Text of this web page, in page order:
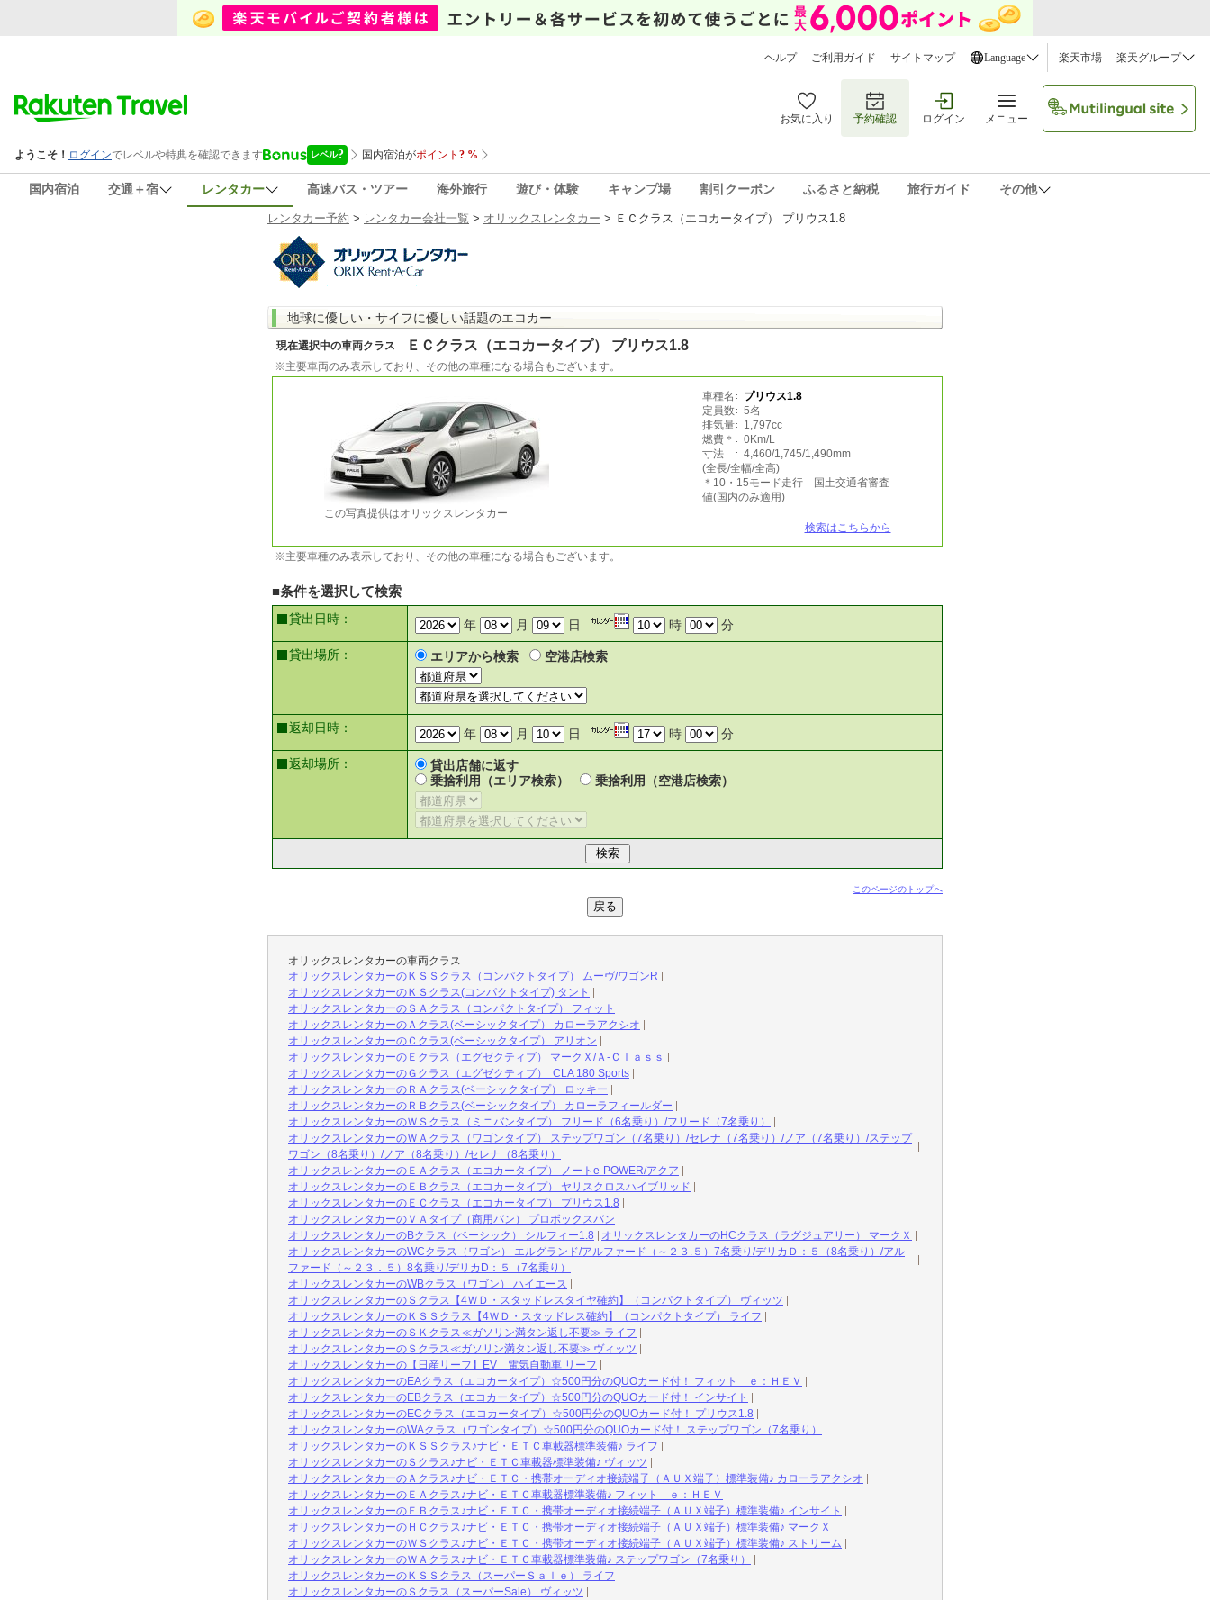
ヘルプ ご利用ガイド サイトマップ Language 楽天市場 楽天グループ
お気に入り 予約確認 ログイン メニュー
国内宿泊 交通＋宿 レンタカー 高速バス・ツアー 海外旅行 遊び・体験 キャンプ場 割引クーポン ふるさと納税 旅行ガイド その他
レンタカー予約 > レンタカー会社一覧 > オリックスレンタカー > ＥＣクラス（エコカータイプ） プリウス1.8
地球に優しい・サイフに優しい話題のエコカー
現在選択中の車両クラス ＥＣクラス（エコカータイプ） プリウス1.8
※主要車両のみ表示しており、その他の車種になる場合もございます。
車種名
プリウス1.8
定員数
5名
排気量
1,797cc
燃費＊
0Km/L
寸法
4,460/1,745/1,490mm
(全長/全幅/全高)
＊10・15モード走行 国土交通省審査
値(国内のみ適用)
この写真提供はオリックスレンタカー
検索はこちらから
※主要車種のみ表示しており、その他の車種になる場合もございます。
■条件を選択して検索
貸出日時： 年 月 日 時 分
貸出場所： エリアから検索 空港店検索
返却日時： 年 月 日 時 分
返却場所：
貸出店舗に返す
乗捨利用（エリア検索）
乗捨利用（空港店検索）
このページのトップへ
オリックスレンタカーの車両クラス
オリックスレンタカーのＫＳＳクラス（コンパクトタイプ） ムーヴ/ワゴンR
オリックスレンタカーのＫＳクラス(コンパクトタイプ) タント
オリックスレンタカーのＳＡクラス（コンパクトタイプ） フィット
オリックスレンタカーのＡクラス(ベーシックタイプ） カローラアクシオ
オリックスレンタカーのＣクラス(ベーシックタイプ） アリオン
オリックスレンタカーのＥクラス（エグゼクティブ） マークＸ/Ａ-Ｃｌａｓｓ
オリックスレンタカーのＧクラス（エグゼクティブ） CLA 180 Sports
オリックスレンタカーのＲＡクラス(ベーシックタイプ） ロッキー
オリックスレンタカーのＲＢクラス(ベーシックタイプ） カローラフィールダー
オリックスレンタカーのＷＳクラス（ミニバンタイプ） フリード（6名乗り）/フリード（7名乗り）
オリックスレンタカーのＷＡクラス（ワゴンタイプ） ステップワゴン（7名乗り）/セレナ（7名乗り）/ノア（7名乗り）/ステップ
ワゴン（8名乗り）/ノア（8名乗り）/セレナ（8名乗り）
オリックスレンタカーのＥＡクラス（エコカータイプ） ノートe-POWER/アクア
オリックスレンタカーのＥＢクラス（エコカータイプ） ヤリスクロスハイブリッド
オリックスレンタカーのＥＣクラス（エコカータイプ） プリウス1.8
オリックスレンタカーのＶＡタイプ（商用バン） プロボックスバン
オリックスレンタカーのBクラス（ベーシック） シルフィー1.8
オリックスレンタカーのHCクラス（ラグジュアリー） マークＸ
オリックスレンタカーのWCクラス（ワゴン） エルグランド/アルファード（～２３.５）7名乗り/デリカＤ：５（8名乗り）/アル
ファード（～２３．５）8名乗り/デリカD：５（7名乗り）
オリックスレンタカーのWBクラス（ワゴン） ハイエース
オリックスレンタカーのＳクラス【4ＷＤ・スタッドレスタイヤ確約】（コンパクトタイプ） ヴィッツ
オリックスレンタカーのＫＳＳクラス【4ＷＤ・スタッドレス確約】（コンパクトタイプ） ライフ
オリックスレンタカーのＳＫクラス≪ガソリン満タン返し不要≫ ライフ
オリックスレンタカーのＳクラス≪ガソリン満タン返し不要≫ ヴィッツ
オリックスレンタカーの【日産リーフ】EV 電気自動車 リーフ
オリックスレンタカーのEAクラス（エコカータイプ）☆500円分のQUOカード付！ フィット ｅ：ＨＥＶ
オリックスレンタカーのEBクラス（エコカータイプ）☆500円分のQUOカード付！ インサイト
オリックスレンタカーのECクラス（エコカータイプ）☆500円分のQUOカード付！ プリウス1.8
オリックスレンタカーのWAクラス（ワゴンタイプ）☆500円分のQUOカード付！ ステップワゴン（7名乗り）
オリックスレンタカーのＫＳＳクラス♪ナビ・ＥＴＣ車載器標準装備♪ ライフ
オリックスレンタカーのＳクラス♪ナビ・ＥＴＣ車載器標準装備♪ ヴィッツ
オリックスレンタカーのＡクラス♪ナビ・ＥＴＣ・携帯オーディオ接続端子（ＡＵＸ端子）標準装備♪ カローラアクシオ
オリックスレンタカーのＥＡクラス♪ナビ・ＥＴＣ車載器標準装備♪ フィット ｅ：ＨＥＶ
オリックスレンタカーのＥＢクラス♪ナビ・ＥＴＣ・携帯オーディオ接続端子（ＡＵＸ端子）標準装備♪ インサイト
オリックスレンタカーのＨＣクラス♪ナビ・ＥＴＣ・携帯オーディオ接続端子（ＡＵＸ端子）標準装備♪ マークＸ
オリックスレンタカーのＷＳクラス♪ナビ・ＥＴＣ・携帯オーディオ接続端子（ＡＵＸ端子）標準装備♪ ストリーム
オリックスレンタカーのＷＡクラス♪ナビ・ＥＴＣ車載器標準装備♪ ステップワゴン（7名乗り）
オリックスレンタカーのＫＳＳクラス（スーパーＳａｌｅ） ライフ
オリックスレンタカーのＳクラス（スーパーSale） ヴィッツ